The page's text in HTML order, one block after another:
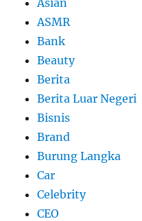
ASMR
Bank
Beauty
Berita
Berita Luar Negeri
Bisnis
Brand
Burung Langka
Car
Celebrity
CEO